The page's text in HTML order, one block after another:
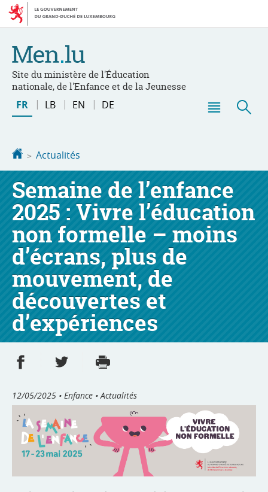
Aller
navigation
Aller
au
Site du ministère de l'Éducation
nationale, de l'Enfance et de la Jeunesse
Changer
de
FR LB EN DE
Accueil
Actualités
Semaine de l’enfance
2025 : Vivre l’éducation
non formelle – moins
d’écrans, plus de
mouvement, de
découvertes et
d’expériences
Partager sur Facebook
Partager sur Twitter
12/05/2025 • Enfance • Actualités